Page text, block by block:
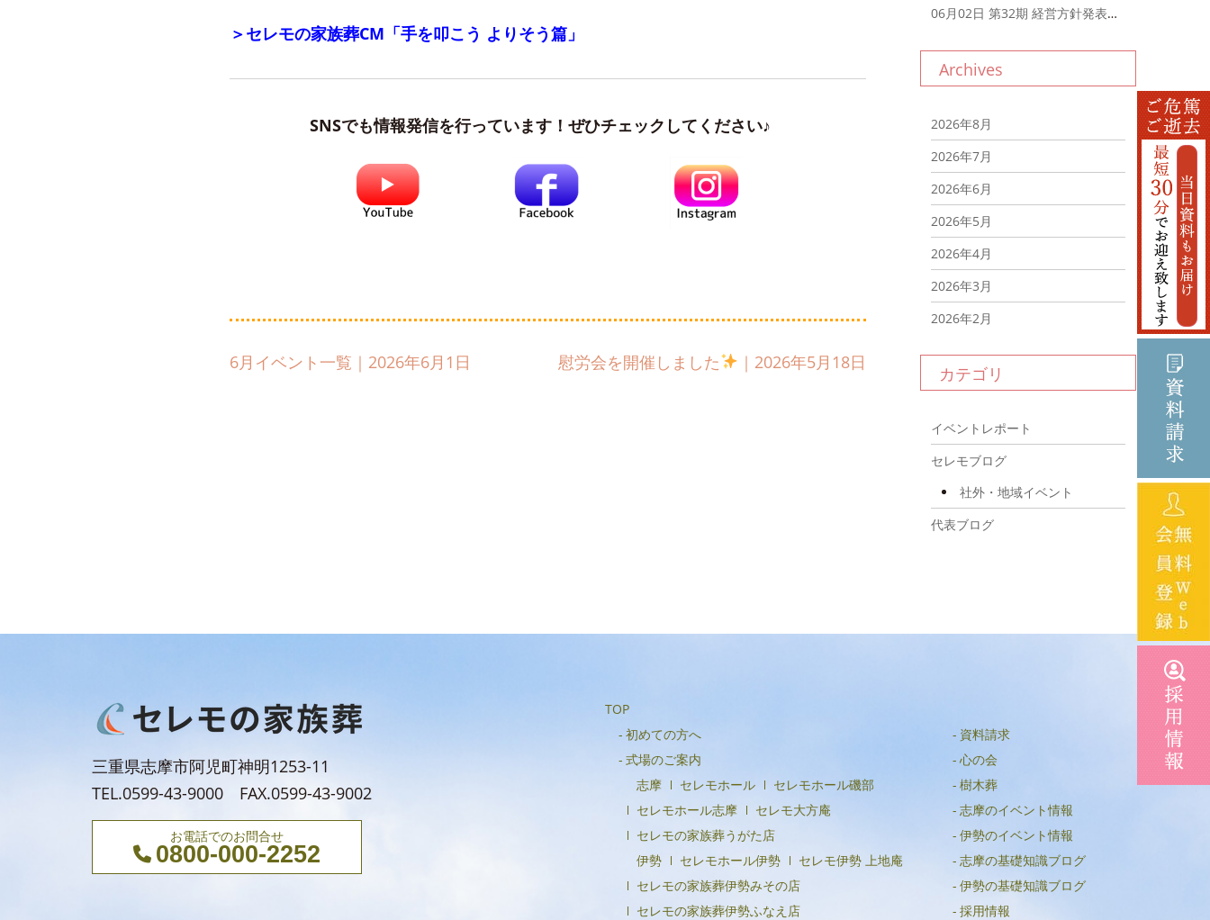
＞セレモの家族葬CM「手を叩こう よりそう篇」
SNSでも情報発信を行っています！ぜひチェックしてください♪
6月イベント一覧｜2026年6月1日 慰労会を開催しました ｜2026年5月18日
06月02日 第32期 経営方針発表会を行いました。｜2026年6月2日
Archives
2026年8月
2026年7月
2026年6月
2026年5月
2026年4月
2026年3月
2026年2月
2026年1月
2025年12月
2025年10月
2025年8月
2025年1月
2024年12月
2024年11月
2024年10月
2024年9月
2024年8月
カテゴリ
イベントレポート
セレモブログ
社外・地域イベント
代表ブログ
三重県志摩市阿児町神明1253-11
TEL.0599-43-9000 FAX.0599-43-9002
お電話でのお問合せ
0800-000-2252
TOP
初めての方へ
式場のご案内
志摩
セレモホール
セレモホール磯部
セレモホール志摩
セレモ大方庵
セレモの家族葬うがた店
伊勢
セレモホール伊勢
セレモ伊勢 上地庵
セレモの家族葬伊勢みその店
セレモの家族葬伊勢ふなえ店
資料請求
心の会
樹木葬
志摩のイベント情報
伊勢のイベント情報
志摩の基礎知識ブログ
伊勢の基礎知識ブログ
採用情報